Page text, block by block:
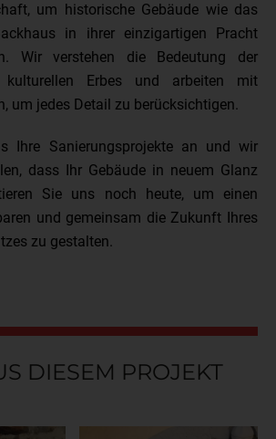
um historische Gebäude wie das
in ihrer einzigartigen Pracht
Wir verstehen die Bedeutung der
kulturellen Erbes und arbeiten mit
um jedes Detail zu berücksichtigen.
Ihre Sanierungsprojekte an und wir
dass Ihr Gebäude in neuem Glanz
Sie uns noch heute, um einen
und gemeinsam die Zukunft Ihres
zu gestalten.
DIESEM PROJEKT